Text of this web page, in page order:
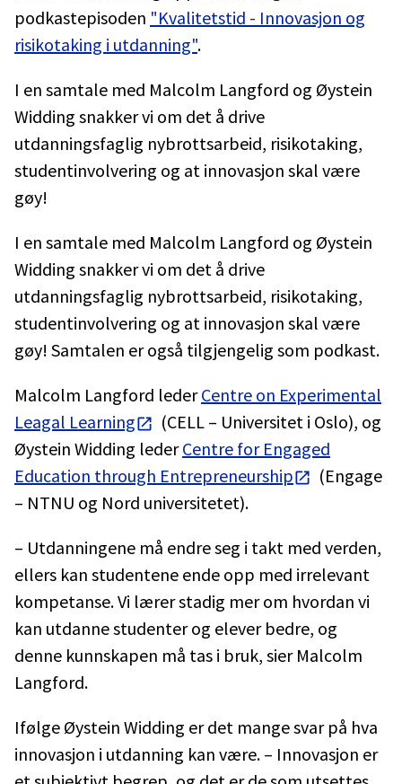
podkastepisoden "Kvalitetstid - Innovasjon og
risikotaking i utdanning".
I en samtale med Malcolm Langford og Øystein
Widding snakker vi om det å drive
utdanningsfaglig nybrottsarbeid, risikotaking,
studentinvolvering og at innovasjon skal være
gøy!
I en samtale med Malcolm Langford og Øystein
Widding snakker vi om det å drive
utdanningsfaglig nybrottsarbeid, risikotaking,
studentinvolvering og at innovasjon skal være
gøy! Samtalen er også tilgjengelig som podkast.
Malcolm Langford lederCentre on Experimental
Leagal Learning
(CELL – Universitet i Oslo), og
Øystein Widding lederCentre for Engaged
Education through Entrepreneurship
(Engage
– NTNU og Nord universitetet).
– Utdanningene må endre seg i takt med verden,
ellers kan studentene ende opp med irrelevant
kompetanse. Vi lærer stadig mer om hvordan vi
kan utdanne studenter og elever bedre, og
denne kunnskapen må tas i bruk, sier Malcolm
Langford.
Ifølge Øystein Widding er det mange svar på hva
innovasjon i utdanning kan være. – Innovasjon er